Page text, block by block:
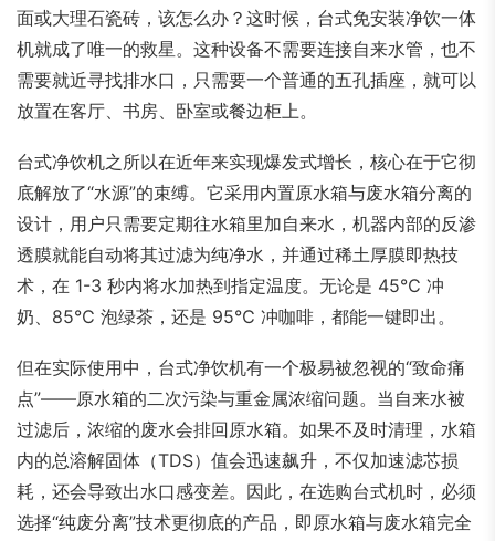
面或大理石瓷砖，该怎么办？这时候，台式免安装净饮一体
机就成了唯一的救星。这种设备不需要连接自来水管，也不
需要就近寻找排水口，只需要一个普通的五孔插座，就可以
放置在客厅、书房、卧室或餐边柜上。
台式净饮机之所以在近年来实现爆发式增长，核心在于它彻
底解放了“水源”的束缚。它采用内置原水箱与废水箱分离的
设计，用户只需要定期往水箱里加自来水，机器内部的反渗
透膜就能自动将其过滤为纯净水，并通过稀土厚膜即热技
术，在 1-3 秒内将水加热到指定温度。无论是 45℃ 冲
奶、85℃ 泡绿茶，还是 95℃ 冲咖啡，都能一键即出。
但在实际使用中，台式净饮机有一个极易被忽视的“致命痛
点”——原水箱的二次污染与重金属浓缩问题。当自来水被
过滤后，浓缩的废水会排回原水箱。如果不及时清理，水箱
内的总溶解固体（TDS）值会迅速飙升，不仅加速滤芯损
耗，还会导致出水口感变差。因此，在选购台式机时，必须
选择“纯废分离”技术更彻底的产品，即原水箱与废水箱完全